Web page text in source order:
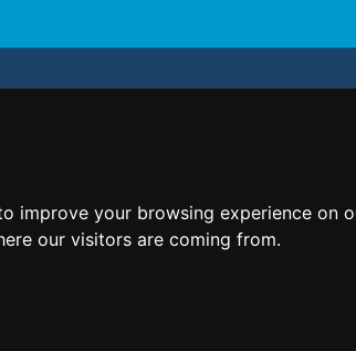
improve your browsing experience
our visitors are coming from.